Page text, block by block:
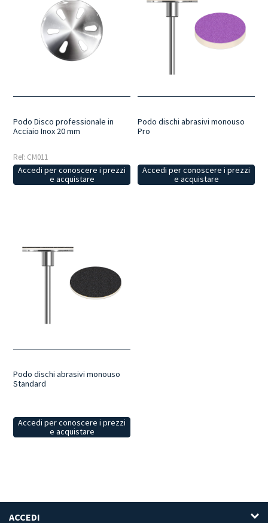
Podo Disco professionale in
Acciaio Inox 20 mm
Ref: CM011
Accedi per conoscere i prezzi
e acquistare
Podo dischi abrasivi monouso
Pro
Accedi per conoscere i prezzi
e acquistare
Podo dischi abrasivi monouso
Standard
Accedi per conoscere i prezzi
e acquistare
ACCEDI